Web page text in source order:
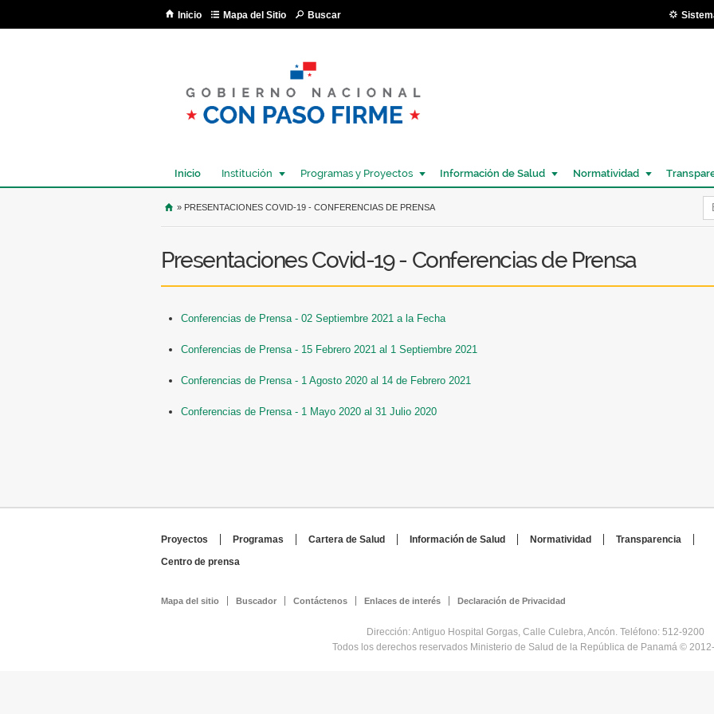
Inicio Mapa del Sitio Buscar
Inicio Institución Programas y Proyectos Información de Salud Normatividad
USTED SE ENCUENTRA AQUÍ
» PRESENTACIONES COVID-19 - CONFERENCIAS DE PRENSA
Presentaciones Covid-19 - Conferencias de Prensa
Conferencias de Prensa - 02 Septiembre 2021 a la Fecha
Conferencias de Prensa - 15 Febrero 2021 al 1 Septiembre 2021
Conferencias de Prensa - 1 Agosto 2020 al 14 de Febrero 2021
Conferencias de Prensa - 1 Mayo 2020 al 31 Julio 2020
Proyectos Programas Cartera de Salud Información de Salud Normatividad
Transparencia
Centro de prensa
Mapa del sitio Buscador Contáctenos Enlaces de interés Declaración de Privacidad
Dirección: Antiguo Hospital Gorgas, Calle Culebra, Ancón. Teléfono: 512-9200
Todos los derechos reservados Ministerio de Salud de la República de Panamá © 2012-